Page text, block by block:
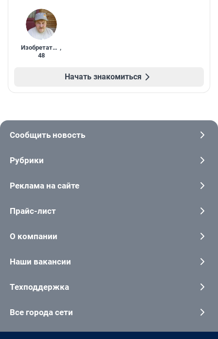
Изобретатель ,
48
Начать знакомиться
Сообщить новость
Рубрики
Реклама на сайте
Прайс-лист
О компании
Наши вакансии
Техподдержка
Все города сети